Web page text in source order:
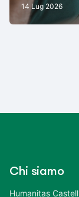
14 Lug 2026
Chi siamo
Humanitas